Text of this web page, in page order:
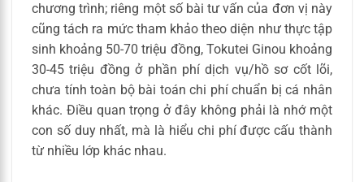
chương trình; riêng một số bài tư vấn của đơn vị này
cũng tách ra mức tham khảo theo diện như thực tập
sinh khoảng 50-70 triệu đồng, Tokutei Ginou khoảng
30-45 triệu đồng ở phần phí dịch vụ/hồ sơ cốt lõi,
chưa tính toàn bộ bài toán chi phí chuẩn bị cá nhân
khác. Điều quan trọng ở đây không phải là nhớ một
con số duy nhất, mà là hiểu chi phí được cấu thành
từ nhiều lớp khác nhau.